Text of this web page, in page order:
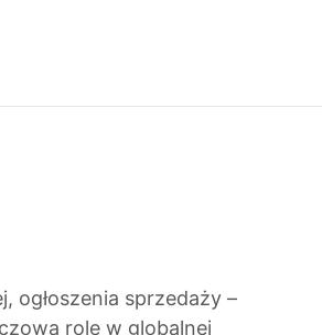
ogłoszenia sprzedaży –
rolę w globalnej